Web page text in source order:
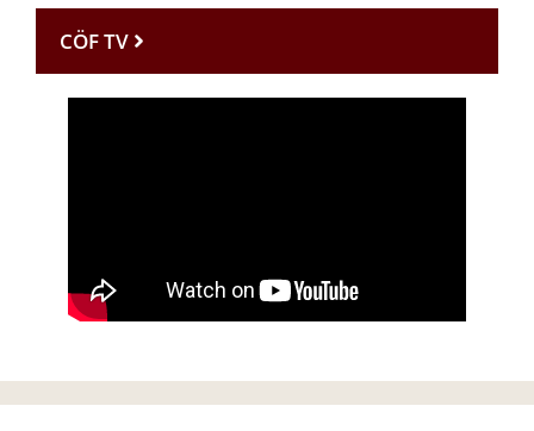
CÖF TV